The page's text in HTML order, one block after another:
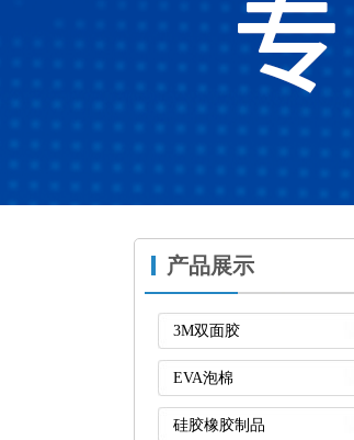
产品展示
3M双面胶
EVA泡棉
硅胶橡胶制品